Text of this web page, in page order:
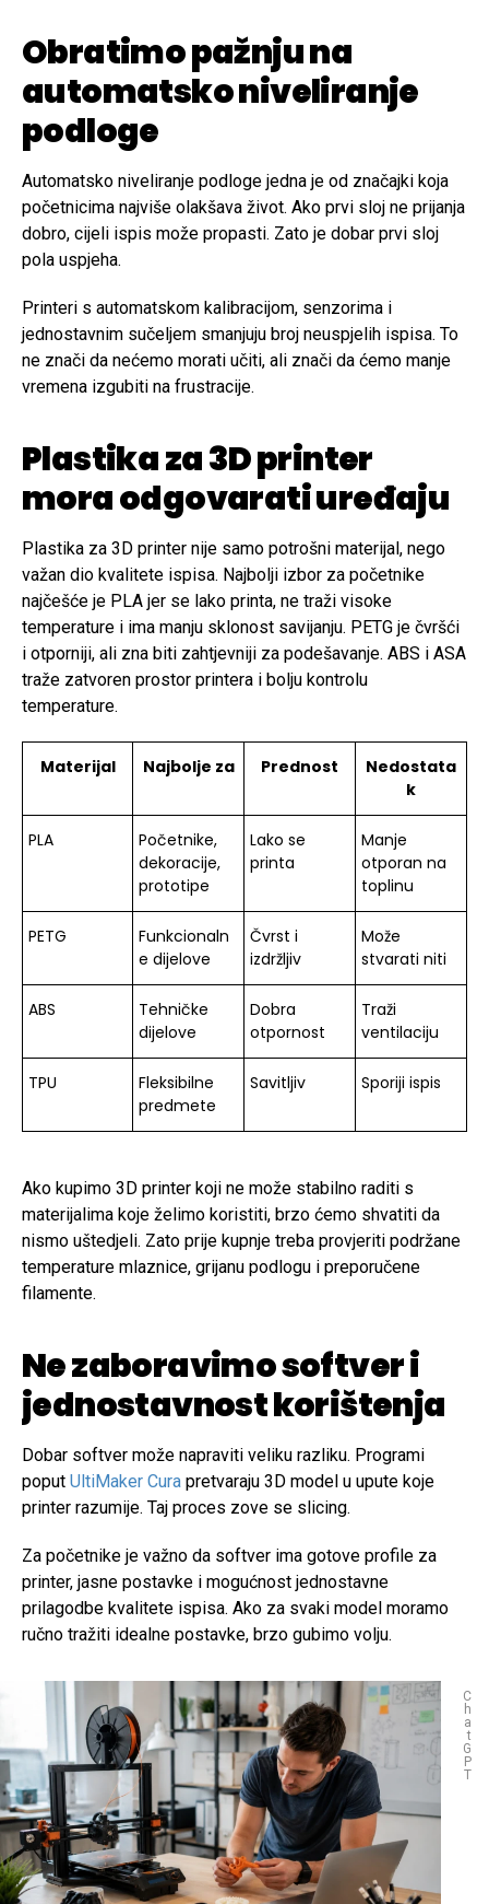
Obratimo pažnju na
automatsko niveliranje
podloge
Automatsko niveliranje podloge jedna je od značajki koja
početnicima najviše olakšava život. Ako prvi sloj ne prijanja
dobro, cijeli ispis može propasti. Zato je dobar prvi sloj
pola uspjeha.
Printeri s automatskom kalibracijom, senzorima i
jednostavnim sučeljem smanjuju broj neuspjelih ispisa. To
ne znači da nećemo morati učiti, ali znači da ćemo manje
vremena izgubiti na frustracije.
Plastika za 3D printer
mora odgovarati uređaju
Plastika za 3D printer nije samo potrošni materijal, nego
važan dio kvalitete ispisa. Najbolji izbor za početnike
najčešće je PLA jer se lako printa, ne traži visoke
temperature i ima manju sklonost savijanju. PETG je čvršći
i otporniji, ali zna biti zahtjevniji za podešavanje. ABS i ASA
traže zatvoren prostor printera i bolju kontrolu
temperature.
Materijal Najbolje za Prednost
Nedostata
k
PLA
Početnike,
dekoracije,
prototipe
Lako se
printa
Manje
otporan na
toplinu
PETG
Funkcionaln
e dijelove
Čvrst i
izdržljiv
Može
stvarati niti
ABS
Tehničke
dijelove
Dobra
otpornost
Traži
ventilaciju
TPU
Fleksibilne
predmete
Savitljiv Sporiji ispis
Ako kupimo 3D printer koji ne može stabilno raditi s
materijalima koje želimo koristiti, brzo ćemo shvatiti da
nismo uštedjeli. Zato prije kupnje treba provjeriti podržane
temperature mlaznice, grijanu podlogu i preporučene
filamente.
Ne zaboravimo softver i
jednostavnost korištenja
Dobar softver može napraviti veliku razliku. Programi
poput UltiMaker Cura pretvaraju 3D model u upute koje
printer razumije. Taj proces zove se slicing.
Za početnike je važno da softver ima gotove profile za
printer, jasne postavke i mogućnost jednostavne
prilagodbe kvalitete ispisa. Ako za svaki model moramo
ručno tražiti idealne postavke, brzo gubimo volju.
C
h
a
t
G
P
T